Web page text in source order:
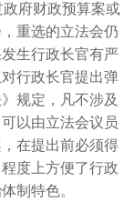
府财政预算案或
重选的立法会仍
生行政长官有严
行政长官提出弹
规定，凡不涉及
以由立法会议员
在提出前必须得
度上方便了行政
制特色。